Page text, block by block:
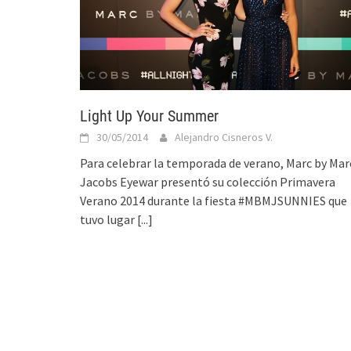
Light Up Your Summer
30/05/2014 Alejandro Cisneros V.
Para celebrar la temporada de verano, Marc by
Jacobs Eyewar presentó su colección Primavera
Verano 2014 durante la fiesta #MBMJSUNNIES que
tuvo lugar [...]